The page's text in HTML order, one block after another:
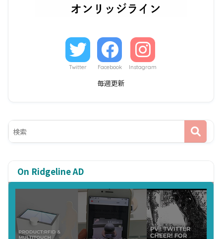
Twitter Facebook Instagram
毎週更新
On Ridgeline AD